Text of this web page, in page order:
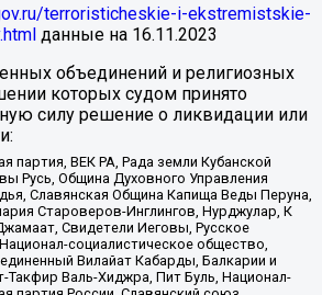
terroristicheskie-i-ekstremistskie-
данные на 16.11.2023
объединений и религиозных
которых судом принято
силу решение о ликвидации или
партия, ВЕК РА, Рада земли Кубанской
Русь, Община Духовного Управления
Славянская Община Капища Веды Перуна,
Староверов-Инглингов, Нурджулар, К
Свидетели Иеговы, Русское
социалистическое общество,
Вилайат Кабарды, Балкарии и
Такфир Валь-Хиджра, Пит Буль, Национал-